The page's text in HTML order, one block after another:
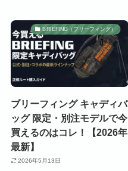
BRIEFING（ブリーフィング）
ブリーフィング キャディバ
ッグ 限定・別注モデルで今
買えるのはコレ！【2026年
最新】
2026年5月13日